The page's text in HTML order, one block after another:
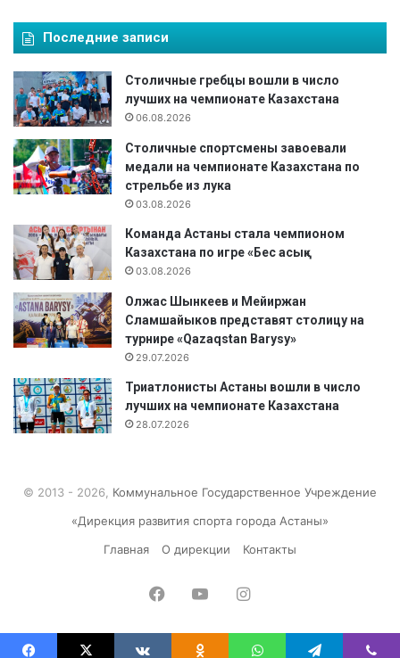
Последние записи
Столичные гребцы вошли в число
лучших на чемпионате Казахстана
06.08.2026
Столичные спортсмены завоевали
медали на чемпионате Казахстана по
стрельбе из лука
03.08.2026
Команда Астаны стала чемпионом
Казахстана по игре «Бес асық»
03.08.2026
Олжас Шынкеев и Мейиржан
Сламшайыков представят столицу на
турнире «Qazaqstan Barysy»
29.07.2026
Триатлонисты Астаны вошли в число
лучших на чемпионате Казахстана
28.07.2026
© 2013 - 2026, Коммунальное Государственное Учреждение
«Дирекция развития спорта города Астаны»
Главная
О дирекции Контакты
FacebookYouTubeInstagram